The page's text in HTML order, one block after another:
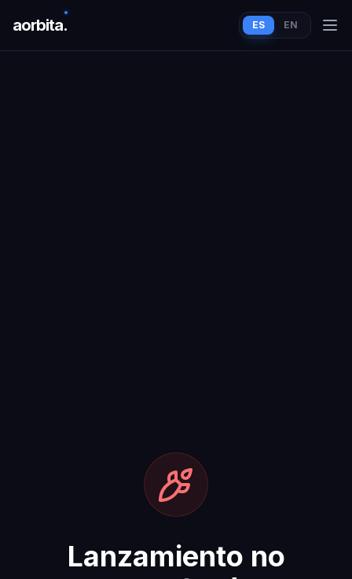
aorbita. ES EN
Lanzamiento no